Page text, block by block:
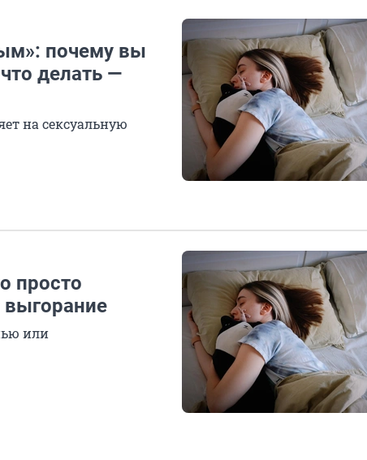
почему вы
делать —
на сексуальную
просто
выгорание
или